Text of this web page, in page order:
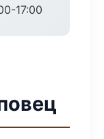
17:00